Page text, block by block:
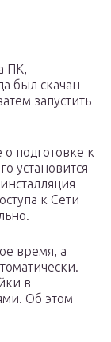
ПК,
был скачан
запустить
подготовке к
установится
к Сети
время, а
в
Об этом